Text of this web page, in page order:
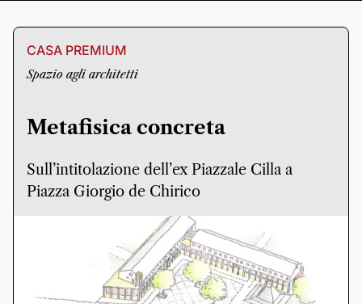
CASA PREMIUM
Spazio agli architetti
Metafisica concreta
Sull’intitolazione dell’ex Piazzale Cilla a
Piazza Giorgio de Chirico